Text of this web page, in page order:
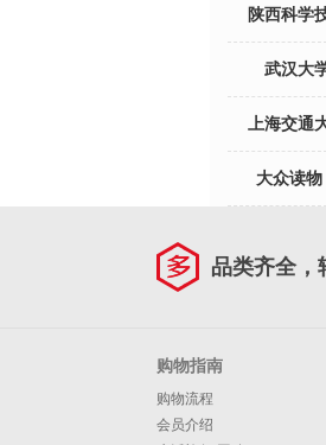
陕西科学
武汉大
上海交通
大众读物
品类齐全，
购物指南
购物流程
会员介绍